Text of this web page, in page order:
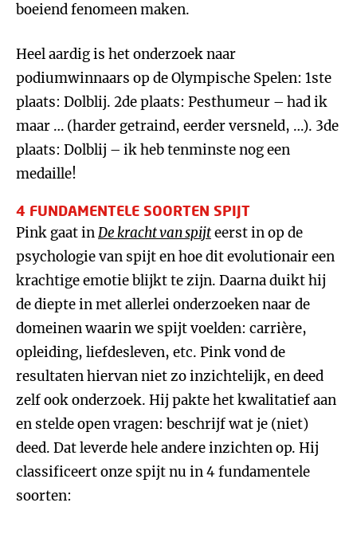
boeiend fenomeen maken.
Heel aardig is het onderzoek naar
podiumwinnaars op de Olympische Spelen: 1ste
plaats: Dolblij. 2de plaats: Pesthumeur – had ik
maar … (harder getraind, eerder versneld, …). 3de
plaats: Dolblij – ik heb tenminste nog een
medaille!
4 FUNDAMENTELE SOORTEN SPIJT
Pink gaat inDe kracht van spijteerst in op de
psychologie van spijt en hoe dit evolutionair een
krachtige emotie blijkt te zijn. Daarna duikt hij
de diepte in met allerlei onderzoeken naar de
domeinen waarin we spijt voelden: carrière,
opleiding, liefdesleven, etc. Pink vond de
resultaten hiervan niet zo inzichtelijk, en deed
zelf ook onderzoek. Hij pakte het kwalitatief aan
en stelde open vragen: beschrijf wat je (niet)
deed. Dat leverde hele andere inzichten op. Hij
classificeert onze spijt nu in 4 fundamentele
soorten: